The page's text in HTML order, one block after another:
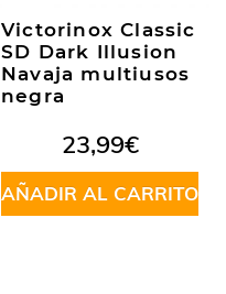
Victorinox Classic
SD Dark Illusion
Navaja multiusos
negra
23,99€
AÑADIR AL CARRITO